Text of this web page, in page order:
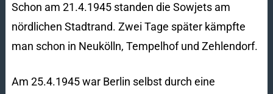
Schon am 21.4.1945 standen die Sowjets am
nördlichen Stadtrand. Zwei Tage später kämpfte
man schon in Neukölln, Tempelhof und Zehlendorf.
Am 25.4.1945 war Berlin selbst durch eine